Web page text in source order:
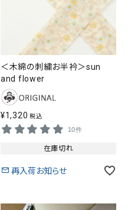
＜木綿の刺繍お半衿＞sun
and flower
¥1,320 税込
10件
在庫切れ
再入荷お知らせ